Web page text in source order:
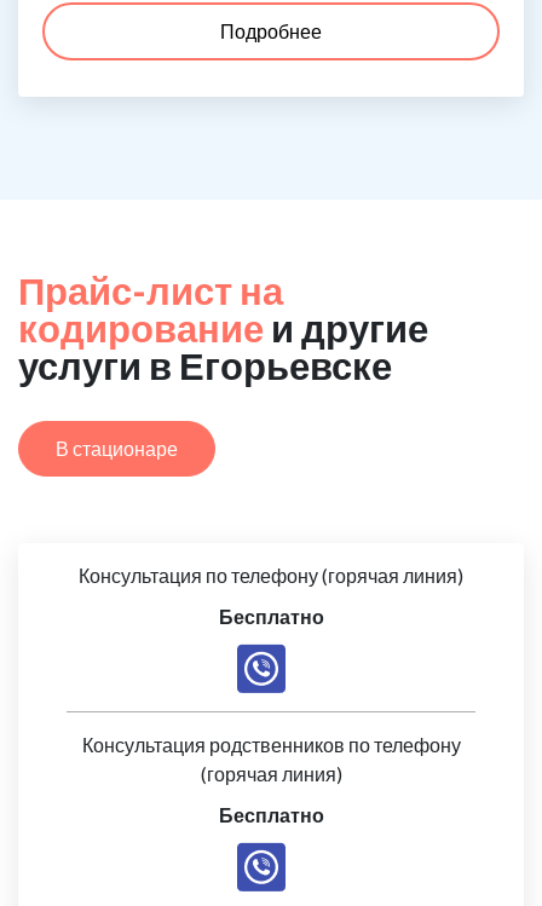
Подробнее
Прайс-лист на
кодирование и другие
услуги в Егорьевске
В стационаре
Консультация по телефону (горячая линия)
Бесплатно
Консультация родственников по телефону
(горячая линия)
Бесплатно